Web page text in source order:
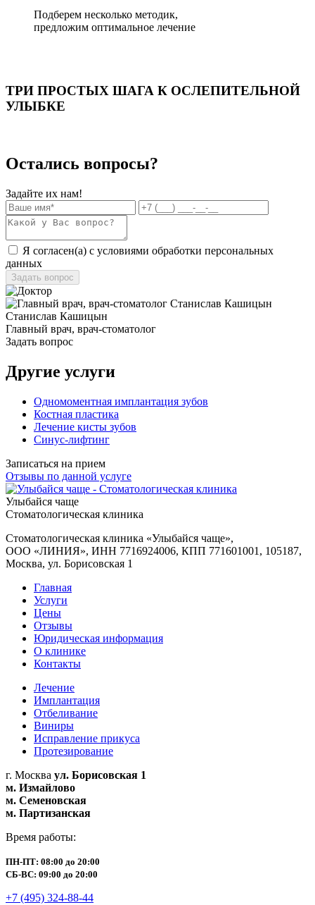
Подберем несколько методик,
предложим оптимальное лечение
ТРИ ПРОСТЫХ ШАГА К ОСЛЕПИТЕЛЬНОЙ
УЛЫБКЕ
Остались вопросы?
Задайте их нам!
Я согласен(а) с условиями обработки персональных
данных
Станислав Кашицын
Главный врач, врач-стоматолог
Задать вопрос
Другие услуги
Одномоментная имплантация зубов
Костная пластика
Лечение кисты зубов
Синус-лифтинг
Записаться на прием
Отзывы по данной услуге
Улыбайся чаще
Стоматологическая клиника
Стоматологическая клиника «Улыбайся чаще»,
ООО «ЛИНИЯ», ИНН 7716924006, КПП 771601001, 105187,
Москва, ул. Борисовская 1
Главная
Услуги
Цены
Отзывы
Юридическая информация
О клинике
Контакты
Лечение
Имплантация
Отбеливание
Виниры
Исправление прикуса
Протезирование
г. Москва ул. Борисовская 1
м. Измайлово
м. Семеновская
м. Партизанская
Время работы:
ПН-ПТ: 08:00 до 20:00
СБ-ВС: 09:00 до 20:00
+7 (495) 324-88-44